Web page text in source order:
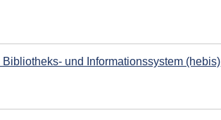
Bibliotheks- und Informationssystem (hebis)